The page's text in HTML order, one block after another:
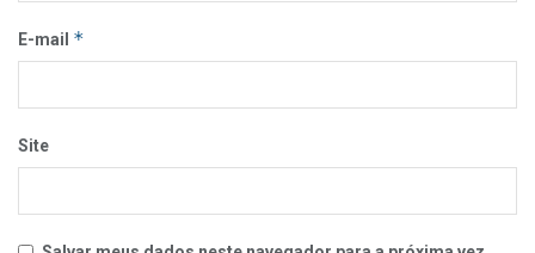
E-mail *
Site